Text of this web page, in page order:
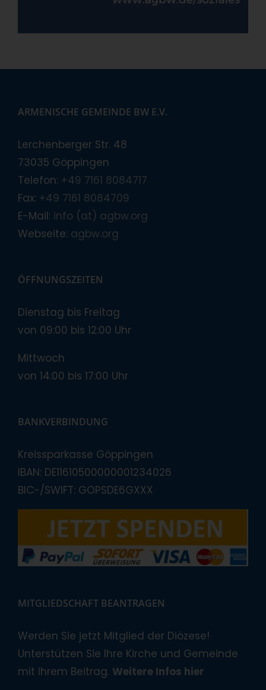
ARMENISCHE GEMEINDE BW E.V.
Lerchenberger Str. 48
73035 Göppingen
Telefon: +49 7161 8084717
Fax: +49 7161 8084709
E-Mail: info (at) agbw.org
Webseite: agbw.org
ÖFFNUNGSZEITEN
Dienstag bis Freitag
von 09:00 bis 12:00 Uhr
Mittwoch
von 14:00 bis 17:00 Uhr
BANKVERBINDUNG
Kreissparkasse Göppingen
IBAN: DE11610500000001234026
BIC-/SWIFT: GOPSDE6GXXX
MITGLIEDSCHAFT BEANTRAGEN
Werden Sie jetzt Mitglied der Diözese!
Unterstützen Sie Ihre Kirche und Gemeinde
mit Ihrem Beitrag. Weitere Infos hier